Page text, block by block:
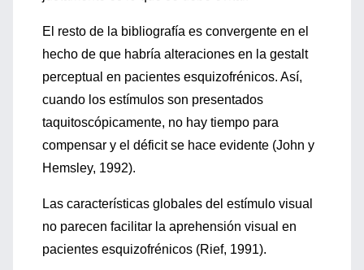
El resto de la bibliografía es convergente en el
hecho de que habría alteraciones en la gestalt
perceptual en pacientes esquizofrénicos. Así,
cuando los estímulos son presentados
taquitoscópicamente, no hay tiempo para
compensar y el déficit se hace evidente (John y
Hemsley, 1992).
Las características globales del estímulo visual
no parecen facilitar la aprehensión visual en
pacientes esquizofrénicos (Rief, 1991).